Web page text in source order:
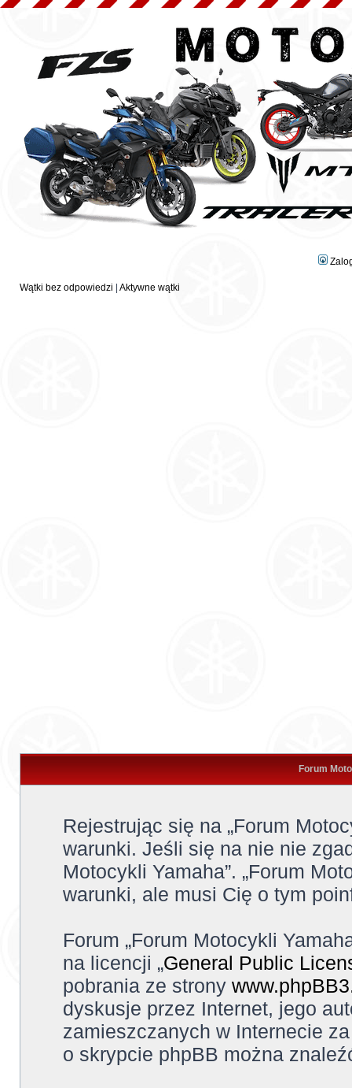
Wątki bez odpowiedzi Aktywne wątki
Forum
Rejestrując się na „Forum
warunki. Jeśli się na nie nie
Motocykli Yamaha”. „Forum
warunki, ale musi Cię o tym
Forum „Forum Motocykli
na licencji „General Public
pobrania ze strony
dyskusje przez Internet, jego
zamieszczanych w Internecie
o skrypcie phpBB można